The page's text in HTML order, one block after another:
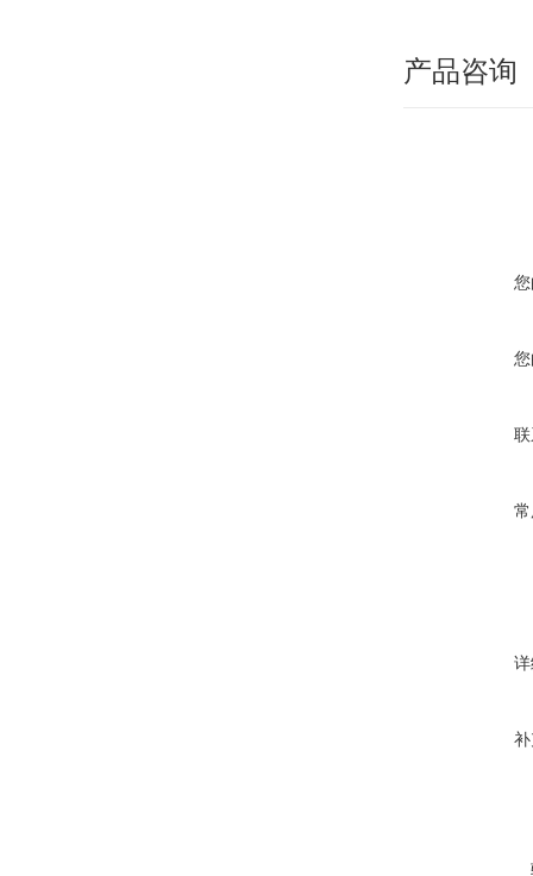
产品咨询